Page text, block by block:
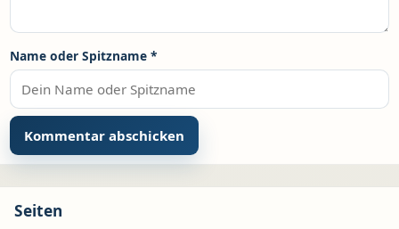
Name oder Spitzname *
Seiten